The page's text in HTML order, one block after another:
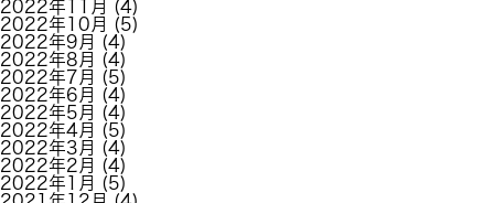
2022年11月
(4)
2022年10月
(5)
2022年9月
(4)
2022年8月
(4)
2022年7月
(5)
2022年6月
(4)
2022年5月
(4)
2022年4月
(5)
2022年3月
(4)
2022年2月
(4)
2022年1月
(5)